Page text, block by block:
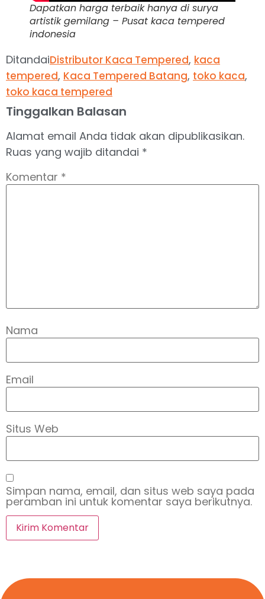
Dapatkan harga terbaik hanya di surya
artistik gemilang – Pusat kaca tempered
indonesia
DitandaiDistributor Kaca Tempered, kaca
tempered, Kaca Tempered Batang, toko kaca,
toko kaca tempered
Tinggalkan Balasan
Alamat email Anda tidak akan dipublikasikan.
Ruas yang wajib ditandai *
Komentar *
Nama
Email
Situs Web
Simpan nama, email, dan situs web saya pada
peramban ini untuk komentar saya berikutnya.